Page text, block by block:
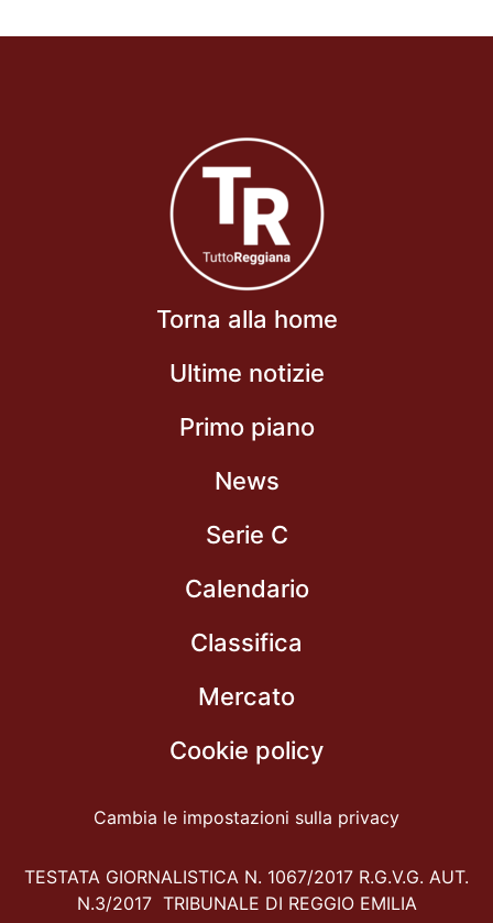
Torna alla home
Ultime notizie
Primo piano
News
Serie C
Calendario
Classifica
Mercato
Cookie policy
Cambia le impostazioni sulla privacy
TESTATA GIORNALISTICA N. 1067/2017 R.G.V.G. AUT.
N.3/2017 TRIBUNALE DI REGGIO EMILIA